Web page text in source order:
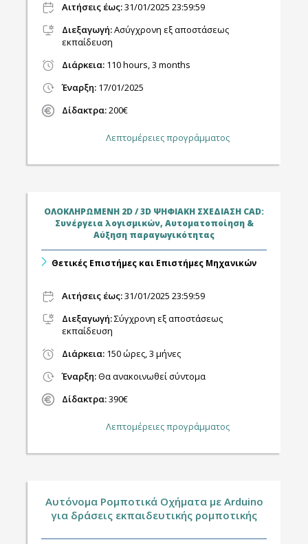
Αιτήσεις έως:31/01/2025 23:59:59
Διεξαγωγή:Ασύγχρονη εξ αποστάσεως
εκπαίδευση
Διάρκεια: 110 hours, 3 months
Έναρξη: 17/01/2025
Δίδακτρα:200€
Λεπτομέρειες προγράμματος
ΟΛΟΚΛΗΡΩΜΕΝΗ 2D / 3D ΨΗΦΙΑΚΗ ΣΧΕΔΙΑΣΗ CAD:
Συνέργεια λογισμικών, Αυτοματοποίηση &
Αύξηση παραγωγικότητας
Θετικές Επιστήμες και Επιστήμες Μηχανικών
Αιτήσεις έως:31/01/2025 23:59:59
Διεξαγωγή:Σύγχρονη εξ αποστάσεως
εκπαίδευση
Διάρκεια: 150 ώρες, 3 μήνες
Έναρξη:Θα ανακοινωθεί σύντομα
Δίδακτρα:390€
Λεπτομέρειες προγράμματος
Aυτόνομα Ρομποτικά Οχήματα με Αrduino
για δράσεις εκπαιδευτικής ρομποτικής